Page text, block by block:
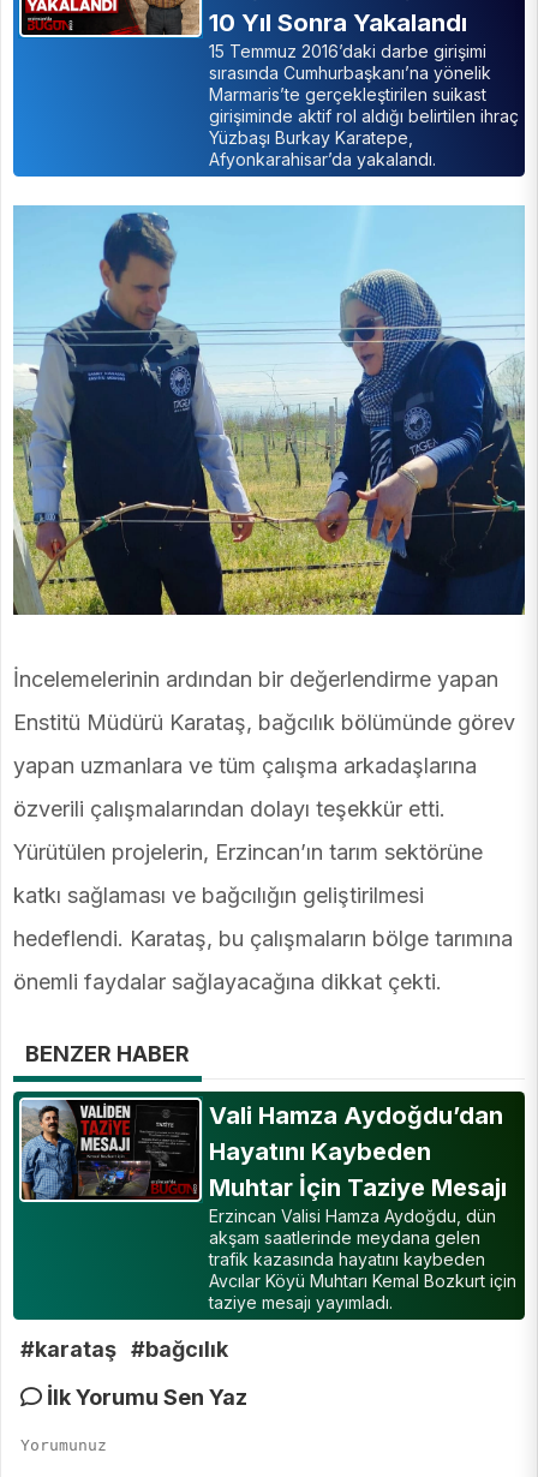
10 Yıl Sonra Yakalandı
15 Temmuz 2016’daki darbe girişimi
sırasında Cumhurbaşkanı’na yönelik
Marmaris’te gerçekleştirilen suikast
girişiminde aktif rol aldığı belirtilen ihraç
Yüzbaşı Burkay Karatepe,
Afyonkarahisar’da yakalandı.
İncelemelerinin ardından bir değerlendirme yapan
Enstitü Müdürü Karataş, bağcılık bölümünde görev
yapan uzmanlara ve tüm çalışma arkadaşlarına
özverili çalışmalarından dolayı teşekkür etti.
Yürütülen projelerin, Erzincan’ın tarım sektörüne
katkı sağlaması ve bağcılığın geliştirilmesi
hedeflendi. Karataş, bu çalışmaların bölge tarımına
önemli faydalar sağlayacağına dikkat çekti.
BENZER HABER
Vali Hamza Aydoğdu’dan
Hayatını Kaybeden
Muhtar İçin Taziye Mesajı
Erzincan Valisi Hamza Aydoğdu, dün
akşam saatlerinde meydana gelen
trafik kazasında hayatını kaybeden
Avcılar Köyü Muhtarı Kemal Bozkurt için
taziye mesajı yayımladı.
#karataş #bağcılık
İlk Yorumu Sen Yaz